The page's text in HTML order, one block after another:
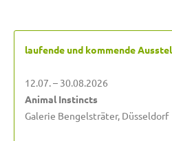
laufende und kommende
12.07. – 30.08.2026
Animal Instincts
Galerie Bengelsträter, Düsseldorf